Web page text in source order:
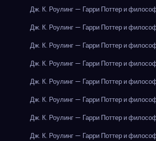
Дж. К. Роулинг — Гарри Поттер и
Дж. К. Роулинг — Гарри Поттер и
Дж. К. Роулинг — Гарри Поттер и
Дж. К. Роулинг — Гарри Поттер и
Дж. К. Роулинг — Гарри Поттер и
Дж. К. Роулинг — Гарри Поттер и
Дж. К. Роулинг — Гарри Поттер и
Дж. К. Роулинг — Гарри Поттер и